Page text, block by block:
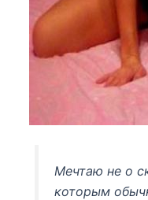
Мечтаю не о
которым